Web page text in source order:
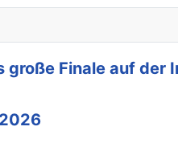
große Finale auf der